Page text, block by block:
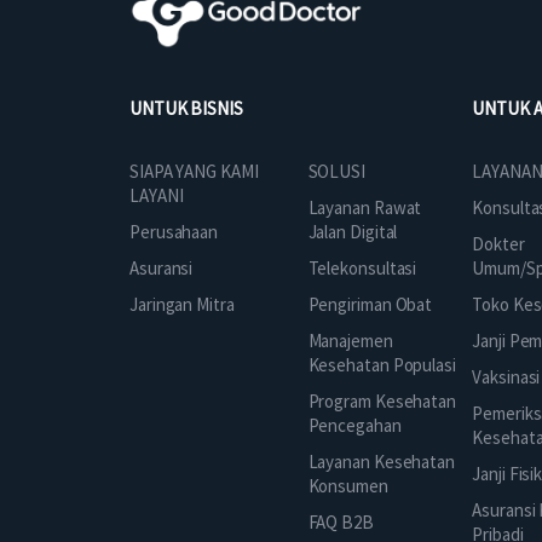
UNTUK BISNIS
SIAPA YANG KAMI
LAYANI
Perusahaan
Asuransi
Jaringan Mitra
SOLUSI
Layanan Rawat
Jalan Digital
Telekonsultasi
Pengiriman Obat
Manajemen
Kesehatan Populasi
Program Kesehatan
Pencegahan
Layanan Kesehatan
Konsumen
FAQ B2B
UNTUK
Dokter
Umum/
Toko
Janji
Vaksinasi
Janji Fisik
Asuransi
Pribadi